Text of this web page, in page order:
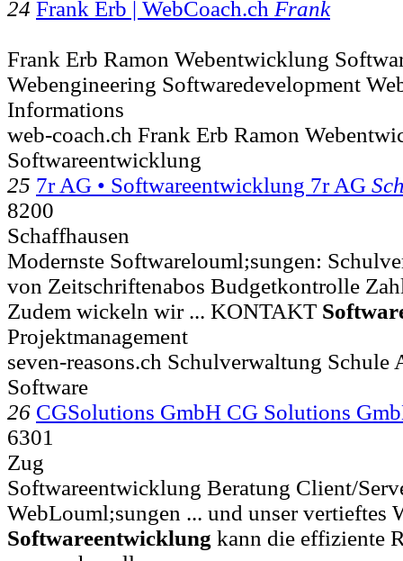
24 Frank Erb | WebCoach.ch Frank
Frank Erb Ramon Webentwicklung
Webengineering Softwaredevelopment
Informations
web-coach.ch Frank Erb Ramon
Softwareentwicklung
25 7r AG • Softwareentwicklung 7r AG
8200
Schaffhausen
Modernste Softwarelouml;sungen:
von Zeitschriftenabos Budgetkontrolle
Zudem wickeln wir ... KONTAKT
Projektmanagement
seven-reasons.ch Schulverwaltung Schule
Software
26 CGSolutions GmbH CG Solutions
6301
Zug
Softwareentwicklung Beratung Client/
WebLouml;sungen ... und unser vertieftes
Softwareentwicklung kann die effiziente